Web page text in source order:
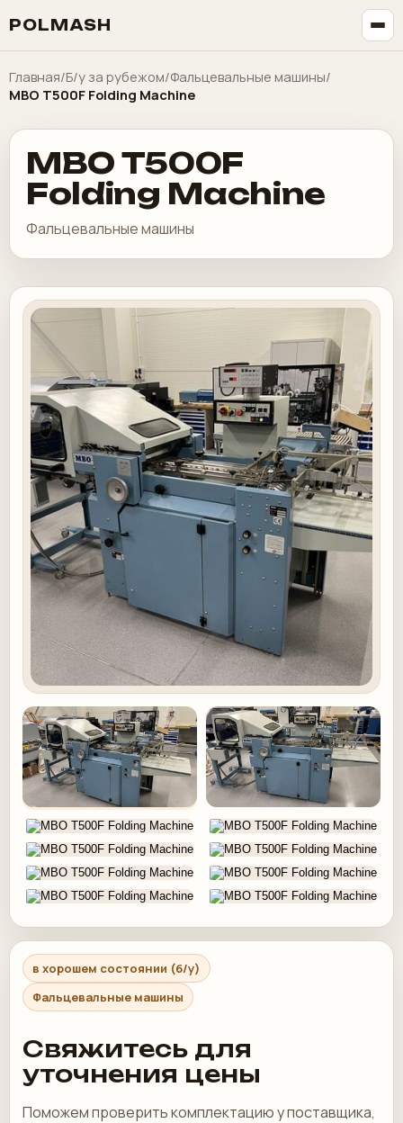
POLMASH
Главная/Б/у за рубежом/Фальцевальные машины/
MBO T500F Folding Machine
MBO T500F
Folding Machine
Фальцевальные машины
в хорошем состоянии (б/у)
Фальцевальные машины
Свяжитесь для
уточнения цены
Поможем проверить комплектацию у поставщика,